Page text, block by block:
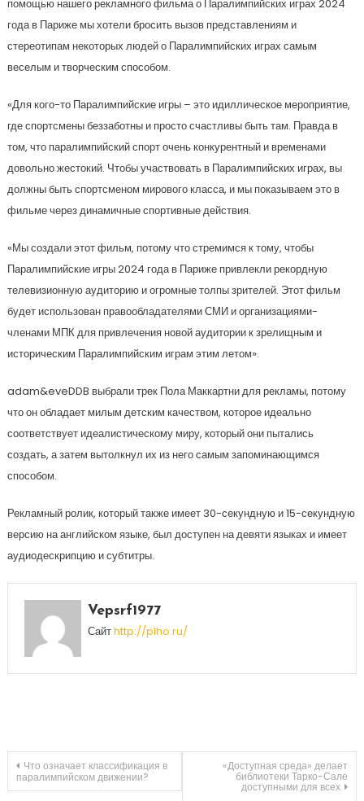
помощью нашего рекламного фильма о Паралимпийских играх 2024
года в Париже мы хотели бросить вызов представлениям и
стереотипам некоторых людей о Паралимпийских играх самым
веселым и творческим способом.
«Для кого-то Паралимпийские игры – это идиллическое мероприятие,
где спортсмены беззаботны и просто счастливы быть там. Правда в
том, что паралимпийский спорт очень конкурентный и временами
довольно жестокий. Чтобы участвовать в Паралимпийских играх, вы
должны быть спортсменом мирового класса, и мы показываем это в
фильме через динамичные спортивные действия.
«Мы создали этот фильм, потому что стремимся к тому, чтобы
Паралимпийские игры 2024 года в Париже привлекли рекордную
телевизионную аудиторию и огромные толпы зрителей. Этот фильм
будет использован правообладателями СМИ и организациями-
членами МПК для привлечения новой аудитории к зрелищным и
историческим Паралимпийским играм этим летом».
adam&eveDDB выбрали трек Пола Маккартни для рекламы, потому
что он обладает милым детским качеством, которое идеально
соответствует идеалистическому миру, который они пытались
создать, а затем вытолкнул их из него самым запоминающимся
способом.
Рекламный ролик, который также имеет 30-секундную и 15-секундную
версию на английском языке, был доступен на девяти языках и имеет
аудиодескрипцию и субтитры.
Vepsrf1977
Сайтhttp://plho.ru/
Навигация
Что означает классификация в
паралимпийском движении?
«Доступная среда» делает
библиотеки Тарко-Сале
доступными для всех